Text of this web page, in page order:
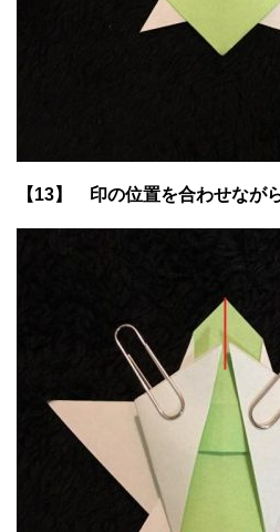
【13】 印の位置を合わせなが